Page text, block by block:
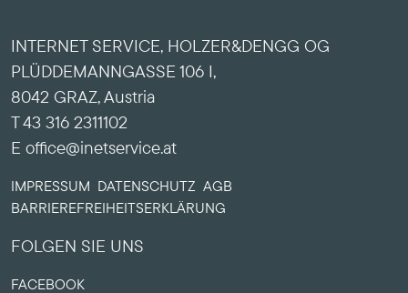
INTERNET SERVICE, HOLZER&DENGG OG
PLÜDDEMANNGASSE 106 I,
8042 GRAZ, Austria
T 43 316 2311102
E office@inetservice.at
IMPRESSUM DATENSCHUTZ AGB
BARRIERE­FREIHEITS­ERKLÄRUNG
FOLGEN SIE UNS
FACEBOOK